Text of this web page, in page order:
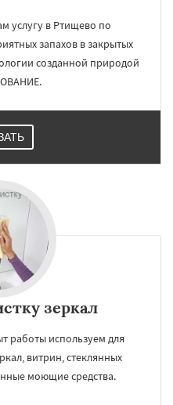
услугу в Ртищево по
запахов в закрытых
созданной природой
зеркал
работы используем для
витрин, стеклянных
моющие средства.